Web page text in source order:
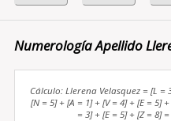
Numerología Apellido
Cálculo: Llerena Velasquez = [L =
[N = 5] + [A = 1] + [V = 4] + [E = 5]
= 3] + [E = 5] + [Z = 8]